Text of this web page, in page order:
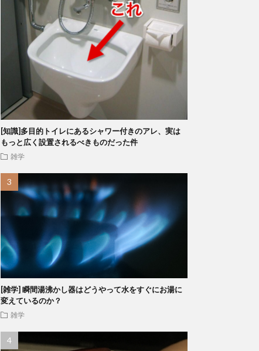
[知識]多目的トイレにあるシャワー付きのアレ、実は
もっと広く設置されるべきものだった件
雑学
[雑学] 瞬間湯沸かし器はどうやって水をすぐにお湯に
変えているのか？
雑学